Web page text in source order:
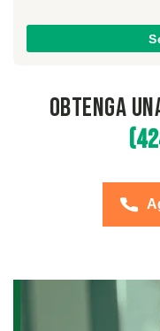
Obtenga